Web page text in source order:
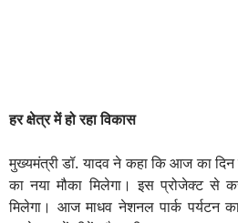
हर क्षेत्र में हो रहा विकास
मुख्यमंत्री डॉ. यादव ने कहा कि आज का दिन
का नया मौका मिलेगा। इस प्रोजेक्ट से
मिलेगा। आज माधव नेशनल पार्क पर्यटन